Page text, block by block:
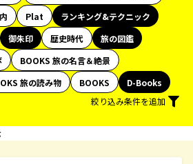
Plat
ランキング&テクニック
御朱印 歴史時代
旅の図鑑
BOOKS 旅の名言＆絶景
旅の読み物 BOOKS
D-Books
絞り込み条件を追加